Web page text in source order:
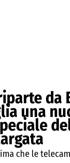
da
una
che le